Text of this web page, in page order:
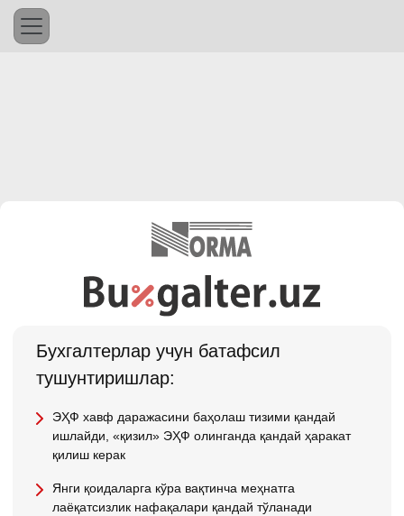
Бухгалтерлар учун батафсил
тушунтиришлар:
ЭҲФ хавф даражасини баҳолаш тизими қандай
ишлайди, «қизил» ЭҲФ олинганда қандай ҳаракат
қилиш керак
Янги қоидаларга кўра вақтинча меҳнатга
лаёқатсизлик нафақалари қандай тўланади